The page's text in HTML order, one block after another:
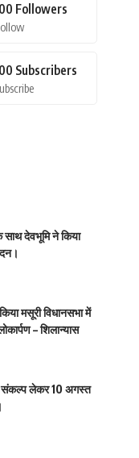
Followers
Subscribers
साथ देवभूमि ने किया
मसूरी विधानसभा में
– शिलान्यास
लेकर 10 अगस्त